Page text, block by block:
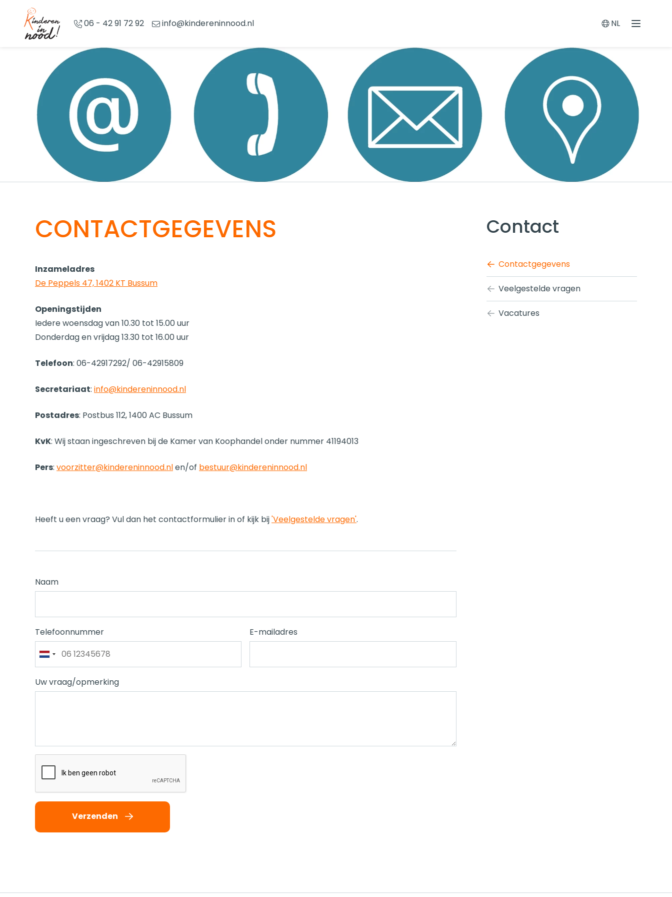
Overslaan en naar de inhoud gaan
06 - 42 91 72 92 info@kindereninnood.nl
Menu
NL
Switch
CONTACTGEGEVENS
Inzameladres
De Peppels 47, 1402 KT Bussum
Openingstijden
Iedere woensdag van 10.30 tot 15.00 uur
Donderdag en vrijdag 13.30 tot 16.00 uur
Telefoon: 06-42917292/ 06-42915809
Secretariaat: info@kindereninnood.nl
Postadres: Postbus 112, 1400 AC Bussum
KvK: Wij staan ingeschreven bij de Kamer van Koophandel onder nummer 41194013
Pers: voorzitter@kindereninnood.nlen/of bestuur@kindereninnood.nl
Heeft u een vraag? Vul dan het contactformulier in of kijk bij'Veelgestelde vragen'.
Naam
Telefoonnummer E-mailadres
Uw vraag/opmerking
Verzenden
Contact
Contactgegevens
Veelgestelde vragen
Vacatures